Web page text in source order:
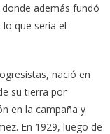
además fundó
que sería el
nació en
su tierra por
en la campaña y
En 1929, luego de